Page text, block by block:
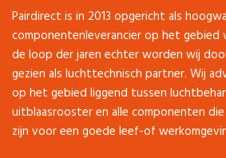
Pairdirect is in 2013 opgericht als
componentenleverancier op het gebied
de loop der jaren echter worden wij
gezien als luchttechnisch partner. Wij
op het gebied liggend tussen
uitblaasrooster en alle componenten
zijn voor een goede leef-of